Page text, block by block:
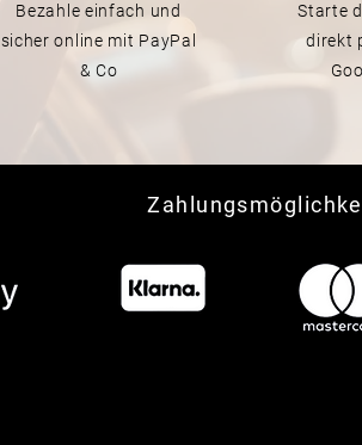
Bezahle einfach und
sicher online mit PayPal
& Co
Starte
direkt